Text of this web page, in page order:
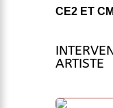
CE2 ET
ARTISTE